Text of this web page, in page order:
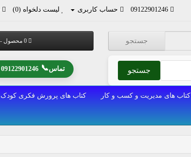
09122901246 حساب کاربری لیست دلخواه (0)
جستجو
جستجو
0 محصول - 0 تومان
تماس📞
09122901246
کتاب های مدیریت و کسب و کار کتاب های پرورش فکری کودک